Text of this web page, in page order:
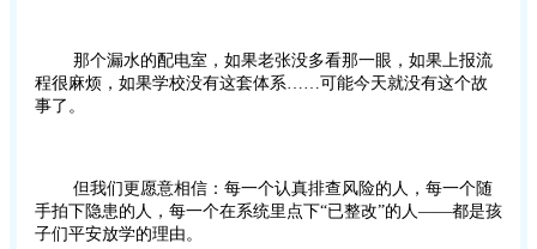
那个漏水的配电室，如果老张没多看那一眼，如果上报流
程很麻烦，如果学校没有这套体系……可能今天就没有这个故
事了。
但我们更愿意相信：每一个认真排查风险的人，每一个随
手拍下隐患的人，每一个在系统里点下“已整改”的人——都是孩
子们平安放学的理由。